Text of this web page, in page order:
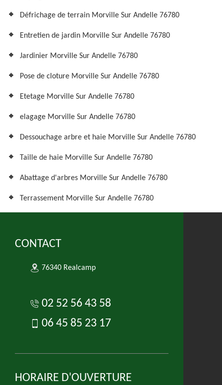
Défrichage de terrain Morville Sur Andelle 76780
Entretien de jardin Morville Sur Andelle 76780
Jardinier Morville Sur Andelle 76780
Pose de cloture Morville Sur Andelle 76780
Etetage Morville Sur Andelle 76780
elagage Morville Sur Andelle 76780
Dessouchage arbre et haie Morville Sur Andelle 76780
Taille de haie Morville Sur Andelle 76780
Abattage d'arbres Morville Sur Andelle 76780
Terrassement Morville Sur Andelle 76780
CONTACT
76340 Realcamp
02 52 56 43 58
06 45 85 23 17
HORAIRE D'OUVERTURE